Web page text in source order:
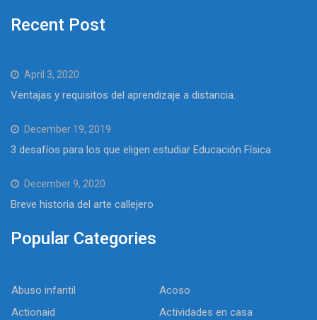
Recent Post
April 3, 2020
Ventajas y requisitos del aprendizaje a distancia.
December 19, 2019
3 desafíos para los que eligen estudiar Educación Física
December 9, 2020
Breve historia del arte callejero
Popular Categories
Abuso infantil
Acoso
Actionaid
Actividades en casa